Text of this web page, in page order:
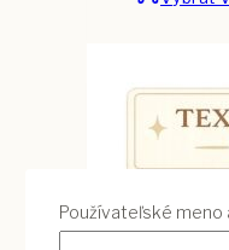
Používateľské meno